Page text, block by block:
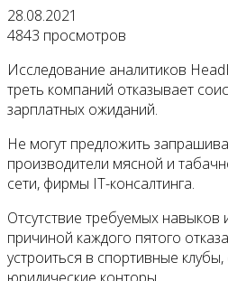
28.08.2021
4843 просмотров
Исследование аналитиков
треть компаний отказывает
зарплатных ожиданий.
Не могут предложить
производители мясной и
сети, фирмы IT-консалтинга.
Отсутствие требуемых навыков
причиной каждого пятого
устроиться в спортивные